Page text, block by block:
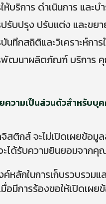
ห้บริการ ดำเนินการ และบ
รับปรุง ปรับแต่ง และขยา
นทึกสถิติและวิเคราะห์การ
พัฒนาผลิตภัณฑ์ บริการ คุ
ความเป็นส่วนตัวสำหรับบุ
จิสติกส์ จะไม่เปิดเผยข้อ
ได้รับความยินยอมจากคุ
หลักในการเก็บรวบรวม
อมีการร้องขอให้เปิดเผ